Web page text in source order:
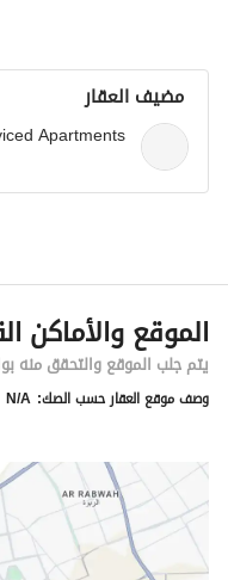
مضيف العقار
Apartments
الموقع والأماكن
يتم جلب الموقع والتحقق منه
وصف موقع العقار حسب الصك: N/A